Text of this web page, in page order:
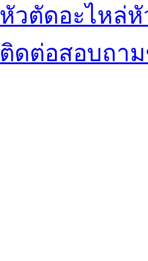
วตัดอะไหล่
ติดต่อสอบถา